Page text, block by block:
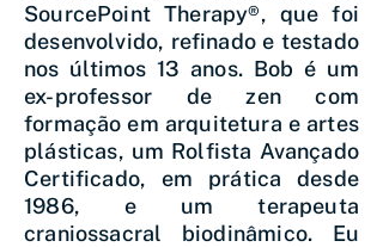
SourcePoint Therapy®, que foi
desenvolvido, refinado e testado
nos últimos 13 anos. Bob é um
ex-professor de zen com
formação em arquitetura e artes
plásticas, um Rolfista Avançado
Certificado, em prática desde
1986, e um terapeuta
craniossacral biodinâmico. Eu